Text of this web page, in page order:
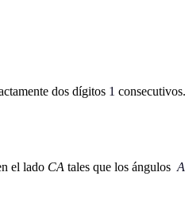
dos dígitos 1
el lado CA tales que los ángulos